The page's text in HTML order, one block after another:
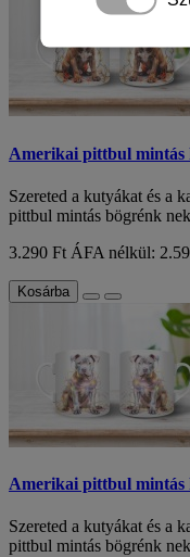
Amerikai pittbul mintás
Szereted a kutyákat és a
pittbul mintás bögrénk
3.290 Ft ÁFA nélkül:
Kosárba
Amerikai pittbul mintás
Szereted a kutyákat és a
pittbul mintás bögrénk